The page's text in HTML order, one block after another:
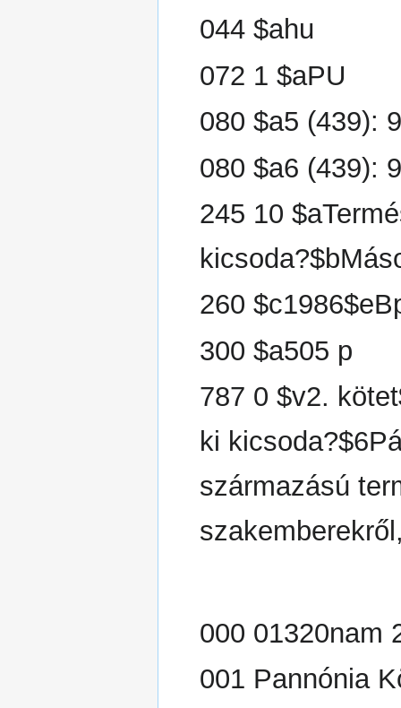
044 $ahu
072 1 $aPU
080 $a5 (439):
080 $a6 (439):
245 10
260
300 $a505 p
787 0 $v2.
ki
származású
000 01320nam
001 Pannónia